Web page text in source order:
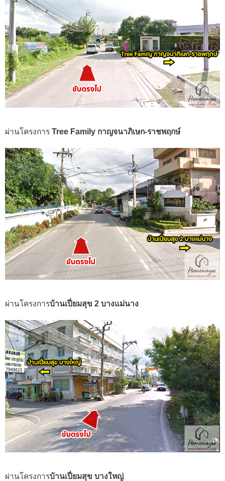
ผ่านโครงการ Tree Family กาญจนาภิเษก-ราชพฤกษ์
ผ่านโครงการบ้านเปี่ยมสุข 2 บางแม่นาง
ผ่านโครงการบ้านเปี่ยมสุข บางใหญ่